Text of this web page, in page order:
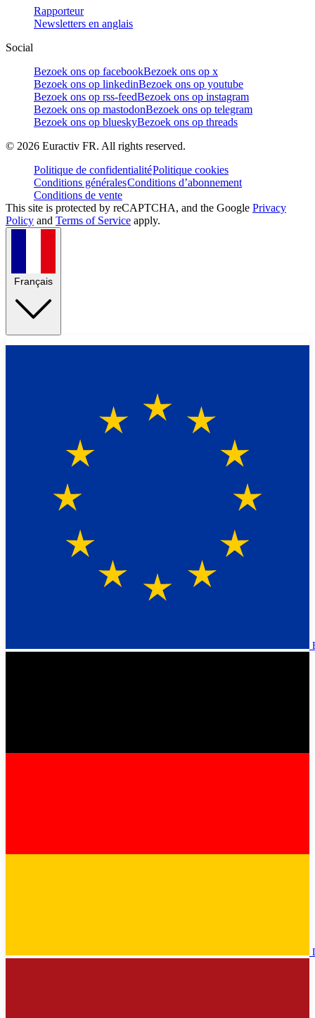
Rapporteur
Newsletters en anglais
Social
Bezoek ons op facebookBezoek ons op x
Bezoek ons op linkedinBezoek ons op youtube
Bezoek ons op rss-feedBezoek ons op instagram
Bezoek ons op mastodonBezoek ons op telegram
Bezoek ons op blueskyBezoek ons op threads
© 2026 Euractiv FR. All rights reserved.
Politique de confidentialitéPolitique cookies
Conditions généralesConditions d’abonnement
Conditions de vente
This site is protected by reCAPTCHA, and the Google Privacy
Policy and Terms of Service apply.
Français